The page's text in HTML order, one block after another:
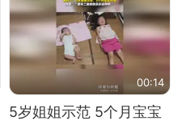
00:14
5岁姐姐示范 5个月宝宝